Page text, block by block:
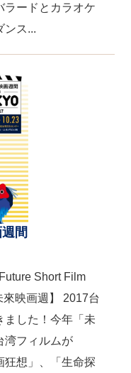
ラードとカラオケ
ンス...
間
Short Film
映画週】 2017台
ました！今年「未
湾フィルムが
狂想」、「生命探